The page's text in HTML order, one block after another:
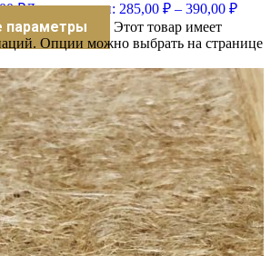
₽Диапазон цен: 285,00 ₽ – 390,00 ₽
параметры
Этот товар имеет
Опции можно выбрать на странице